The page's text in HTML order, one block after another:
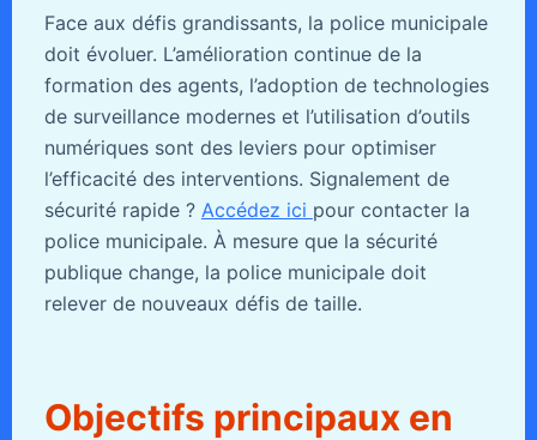
Face aux défis grandissants, la police municipale
doit évoluer. L’amélioration continue de la
formation des agents, l’adoption de technologies
de surveillance modernes et l’utilisation d’outils
numériques sont des leviers pour optimiser
l’efficacité des interventions. Signalement de
sécurité rapide ? Accédez ici pour contacter la
police municipale. À mesure que la sécurité
publique change, la police municipale doit
relever de nouveaux défis de taille.
Objectifs principaux en